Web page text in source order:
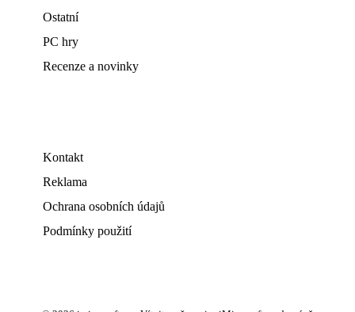
Ostatní
PC hry
Recenze a novinky
Kontakt
Reklama
Ochrana osobních údajů
Podmínky použití